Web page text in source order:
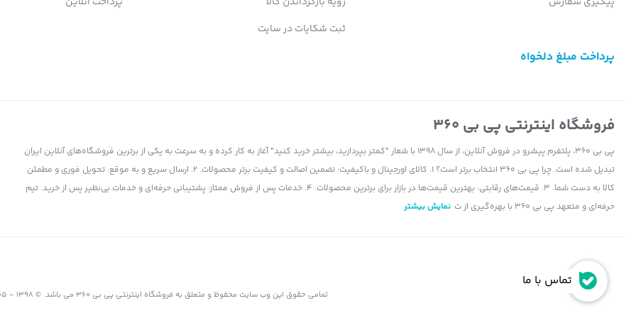
ثبت شکایات در سایت
پرداخت مبلغ دلخواه
فروشگاه اینترنتی پی بی 360
پی بی 360، پلتفرم پیشرو در فروش آنلاین، از سال 1398 با شعار "کمتر بپردازید، بیشتر خرید کنید" آغاز به کار کرده و به سرعت به یکی از برترین فروشگاه‌های آنلاین ایران
تبدیل شده است. چرا پی بی 360 انتخاب برتر است؟ 1. کالای اورجینال و باکیفیت: تضمین اصالت و کیفیت برتر محصولات. 2. ارسال سریع و به موقع: تحویل فوری و مطمئن
کالا به دست شما. 3. قیمت‌های رقابتی: بهترین قیمت‌ها در بازار برای برترین محصولات. 4. خدمات پس از فروش ممتاز: پشتیبانی حرفه‌ای و خدمات بی‌نظیر پس از خرید. تیم
حرفه‌ای و متعهد پی بی 360 با بهره‌گیری از ت
نمایش بیشتر
تمامی حقوق این وب سایت محفوظ و متعلق به فروشگاه اینترنتی پی بی 360 می باشد. © 1398 - 1405
تماس با ما